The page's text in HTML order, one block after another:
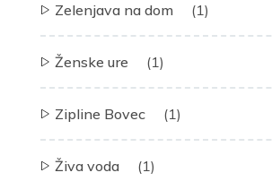
Zelenjava na dom (1)
Ženske ure (1)
Zipline Bovec (1)
Živa voda (1)